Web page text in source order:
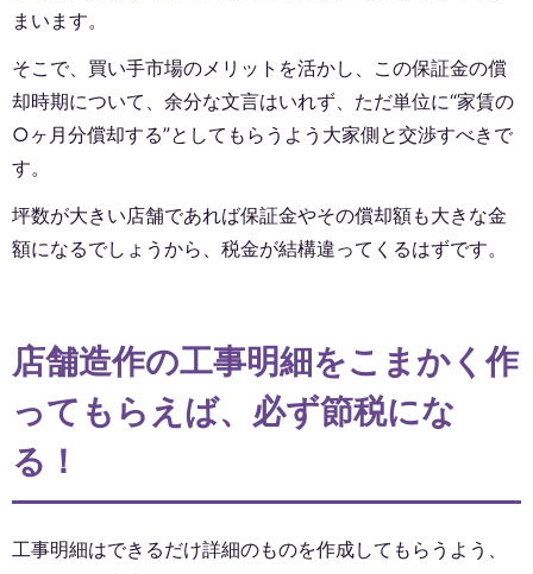
まいます。
そこで、買い手市場のメリットを活かし、この保証金の償
却時期について、余分な文言はいれず、ただ単位に“家賃の
○ヶ月分償却する”としてもらうよう大家側と交渉すべきで
す。
坪数が大きい店舗であれば保証金やその償却額も大きな金
額になるでしょうから、税金が結構違ってくるはずです。
店舗造作の工事明細をこまかく作
ってもらえば、必ず節税にな
る！
工事明細はできるだけ詳細のものを作成してもらうよう、